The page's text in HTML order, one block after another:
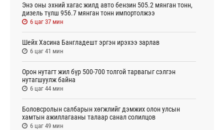
Энэ оны эхний хагас жилд авто бензин 505.2 мянган тонн,
дизель түлш 956.7 мянган тонн импортолжээ
6 цаг 37 мин
Шейх Хасина Бангладешт эргэн ирэхээ зарлав
6 цаг 41 мин
Орон нутагт жил бүр 500-700 толгой тарвагыг сэлгэн
нутагшуулж байна
6 цаг 44 мин
Боловсролын салбарын хөгжлийг дэмжих олон улсын
хамтын ажиллагааны талаар санал солилцов
6 цаг 49 мин